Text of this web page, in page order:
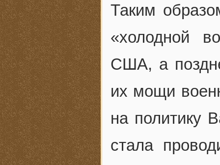
Таким
«холодной
США, а
их мощи
на политику
стала